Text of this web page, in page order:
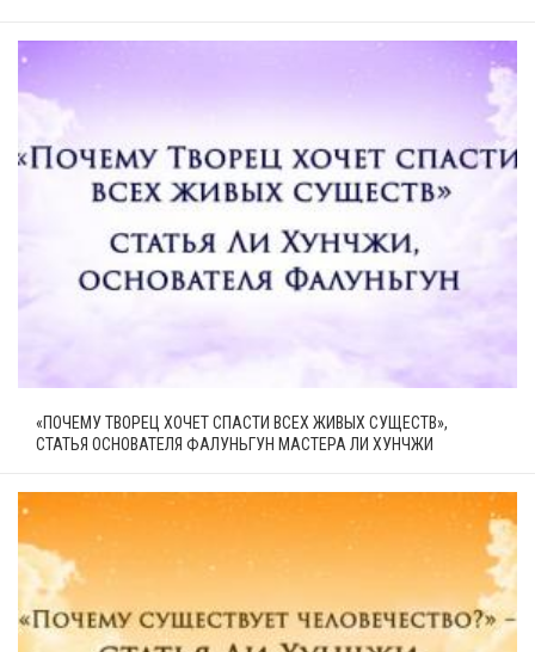
«ПОЧЕМУ ТВОРЕЦ ХОЧЕТ СПАСТИ ВСЕХ ЖИВЫХ СУЩЕСТВ»,
СТАТЬЯ ОСНОВАТЕЛЯ ФАЛУНЬГУН МАСТЕРА ЛИ ХУНЧЖИ